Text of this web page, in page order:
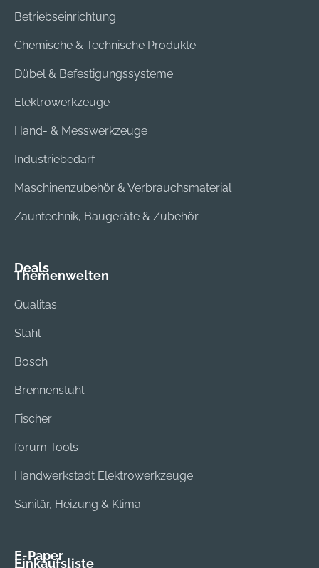
Betriebseinrichtung
Chemische & Technische Produkte
Dübel & Befestigungssysteme
Elektrowerkzeuge
Hand- & Messwerkzeuge
Industriebedarf
Maschinenzubehör & Verbrauchsmaterial
Zauntechnik, Baugeräte & Zubehör
Deals
Themenwelten
Qualitas
Stahl
Bosch
Brennenstuhl
Fischer
forum Tools
Handwerkstadt Elektrowerkzeuge
Sanitär, Heizung & Klima
E-Paper
Einkaufsliste